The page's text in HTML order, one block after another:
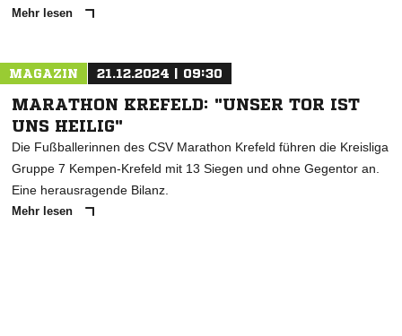
Mehr lesen
MAGAZIN 21.12.2024 | 09:30
MARATHON KREFELD: "UNSER TOR IST
UNS HEILIG"
Die Fußballerinnen des CSV Marathon Krefeld führen die Kreisliga
Gruppe 7 Kempen-Krefeld mit 13 Siegen und ohne Gegentor an.
Eine herausragende Bilanz.
Mehr lesen